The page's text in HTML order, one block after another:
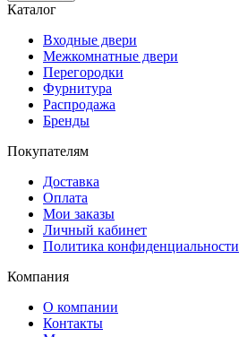
Каталог
Входные двери
Межкомнатные двери
Перегородки
Фурнитура
Распродажа
Бренды
Покупателям
Доставка
Оплата
Мои заказы
Личный кабинет
Политика конфиденциальности
Компания
О компании
Контакты